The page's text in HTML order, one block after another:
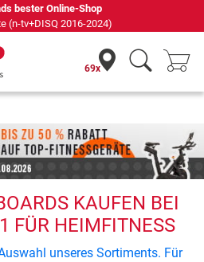
bester Online-Shop
(n-tv+DISQ 2016-2024)
69x
KAUFEN BEI
FÜR HEIMFITNESS
unseres Sortiments. Für